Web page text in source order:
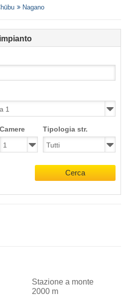
Nagano
Camere Tipologia str.
Cerca
Stazione a monte
2000 m